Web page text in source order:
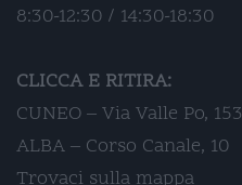
8:30-12:30 / 14:30-18:30
CLICCA E RITIRA:
CUNEO – Via Valle Po, 153
ALBA – Corso Canale, 10
Trovaci sulla mappa